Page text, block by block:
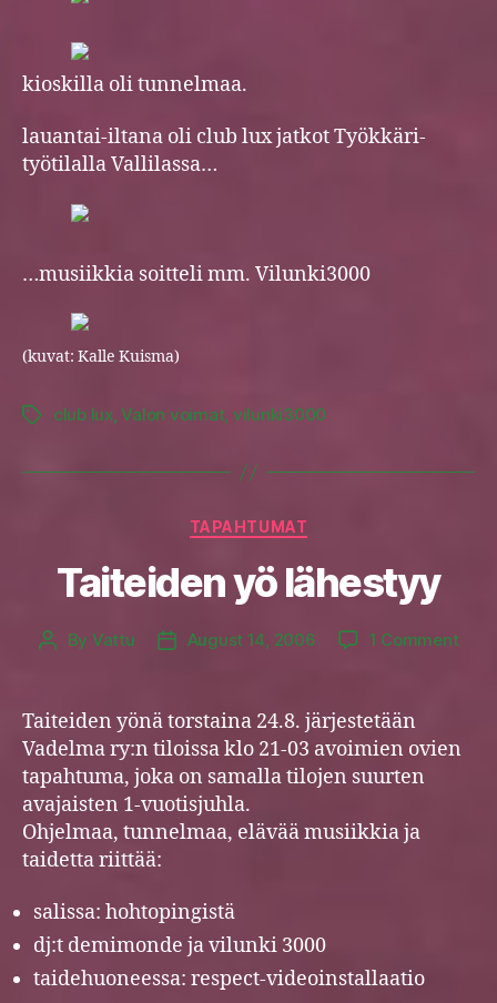
kioskilla oli tunnelmaa.
lauantai-iltana oli club lux jatkot Työkkäri-
työtilalla Vallilassa…
…musiikkia soitteli mm. Vilunki3000
(kuvat: Kalle Kuisma)
Tagsclub lux,Valon voimat, vilunki3000
Categories
TAPAHTUMAT
Taiteiden yö lähestyy
Post
By Vattu
PostAugust 14, 2006 1 Commenton
Taiteiden yönä torstaina 24.8. järjestetään
Vadelma ry:n tiloissa klo 21-03 avoimien ovien
tapahtuma, joka on samalla tilojen suurten
avajaisten 1-vuotisjuhla.
Ohjelmaa, tunnelmaa, elävää musiikkia ja
taidetta riittää:
salissa: hohtopingistä
dj:t demimonde ja vilunki 3000
taidehuoneessa: respect-videoinstallaatio